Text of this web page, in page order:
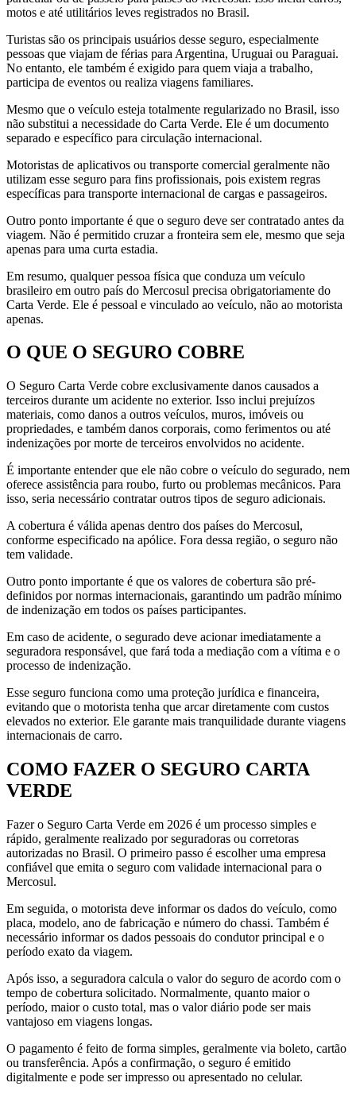
motos e até utilitários leves registrados no Brasil.
Turistas são os principais usuários desse seguro, especialmente
pessoas que viajam de férias para Argentina, Uruguai ou Paraguai.
No entanto, ele também é exigido para quem viaja a trabalho,
participa de eventos ou realiza viagens familiares.
Mesmo que o veículo esteja totalmente regularizado no Brasil, isso
não substitui a necessidade do Carta Verde. Ele é um documento
separado e específico para circulação internacional.
Motoristas de aplicativos ou transporte comercial geralmente não
utilizam esse seguro para fins profissionais, pois existem regras
específicas para transporte internacional de cargas e passageiros.
Outro ponto importante é que o seguro deve ser contratado antes da
viagem. Não é permitido cruzar a fronteira sem ele, mesmo que seja
apenas para uma curta estadia.
Em resumo, qualquer pessoa física que conduza um veículo
brasileiro em outro país do Mercosul precisa obrigatoriamente do
Carta Verde. Ele é pessoal e vinculado ao veículo, não ao motorista
apenas.
O QUE O SEGURO COBRE
O Seguro Carta Verde cobre exclusivamente danos causados a
terceiros durante um acidente no exterior. Isso inclui prejuízos
materiais, como danos a outros veículos, muros, imóveis ou
propriedades, e também danos corporais, como ferimentos ou até
indenizações por morte de terceiros envolvidos no acidente.
É importante entender que ele não cobre o veículo do segurado, nem
oferece assistência para roubo, furto ou problemas mecânicos. Para
isso, seria necessário contratar outros tipos de seguro adicionais.
A cobertura é válida apenas dentro dos países do Mercosul,
conforme especificado na apólice. Fora dessa região, o seguro não
tem validade.
Outro ponto importante é que os valores de cobertura são pré-
definidos por normas internacionais, garantindo um padrão mínimo
de indenização em todos os países participantes.
Em caso de acidente, o segurado deve acionar imediatamente a
seguradora responsável, que fará toda a mediação com a vítima e o
processo de indenização.
Esse seguro funciona como uma proteção jurídica e financeira,
evitando que o motorista tenha que arcar diretamente com custos
elevados no exterior. Ele garante mais tranquilidade durante viagens
internacionais de carro.
COMO FAZER O SEGURO CARTA
VERDE
Fazer o Seguro Carta Verde em 2026 é um processo simples e
rápido, geralmente realizado por seguradoras ou corretoras
autorizadas no Brasil. O primeiro passo é escolher uma empresa
confiável que emita o seguro com validade internacional para o
Mercosul.
Em seguida, o motorista deve informar os dados do veículo, como
placa, modelo, ano de fabricação e número do chassi. Também é
necessário informar os dados pessoais do condutor principal e o
período exato da viagem.
Após isso, a seguradora calcula o valor do seguro de acordo com o
tempo de cobertura solicitado. Normalmente, quanto maior o
período, maior o custo total, mas o valor diário pode ser mais
vantajoso em viagens longas.
O pagamento é feito de forma simples, geralmente via boleto, cartão
ou transferência. Após a confirmação, o seguro é emitido
digitalmente e pode ser impresso ou apresentado no celular.